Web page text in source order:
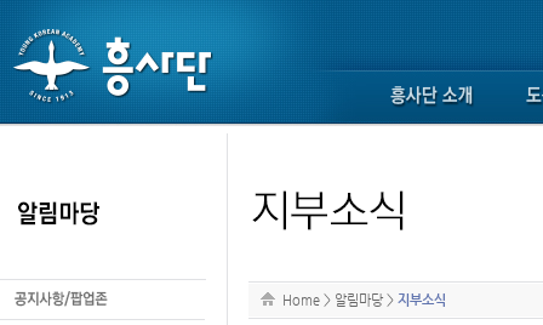
Home > 알림마당 > 지부소식